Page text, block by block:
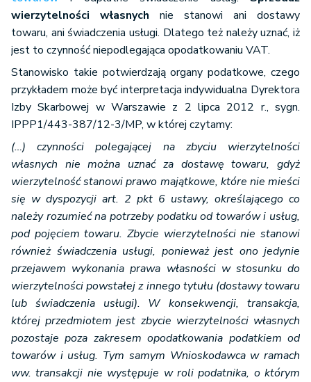
wierzytelności własnych nie stanowi ani dostawy
towaru, ani świadczenia usługi. Dlatego też należy uznać, iż
jest to czynność niepodlegająca opodatkowaniu VAT.
Stanowisko takie potwierdzają organy podatkowe, czego
przykładem może być interpretacja indywidualna Dyrektora
Izby Skarbowej w Warszawie z 2 lipca 2012 r., sygn.
IPPP1/443-387/12-3/MP, w której czytamy:
(…) czynności polegającej na zbyciu wierzytelności
własnych nie można uznać za dostawę towaru, gdyż
wierzytelność stanowi prawo majątkowe, które nie mieści
się w dyspozycji art. 2 pkt 6 ustawy, określającego co
należy rozumieć na potrzeby podatku od towarów i usług,
pod pojęciem towaru. Zbycie wierzytelności nie stanowi
również świadczenia usługi, ponieważ jest ono jedynie
przejawem wykonania prawa własności w stosunku do
wierzytelności powstałej z innego tytułu (dostawy towaru
lub świadczenia usługi). W konsekwencji, transakcja,
której przedmiotem jest zbycie wierzytelności własnych
pozostaje poza zakresem opodatkowania podatkiem od
towarów i usług. Tym samym Wnioskodawca w ramach
ww. transakcji nie występuje w roli podatnika, o którym